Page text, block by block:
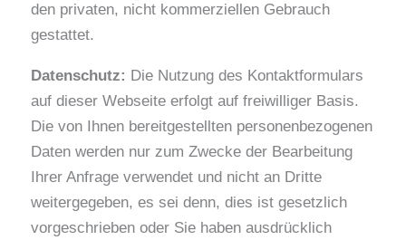
den privaten, nicht kommerziellen Gebrauch
gestattet.
Datenschutz: Die Nutzung des Kontaktformulars
auf dieser Webseite erfolgt auf freiwilliger Basis.
Die von Ihnen bereitgestellten personenbezogenen
Daten werden nur zum Zwecke der Bearbeitung
Ihrer Anfrage verwendet und nicht an Dritte
weitergegeben, es sei denn, dies ist gesetzlich
vorgeschrieben oder Sie haben ausdrücklich